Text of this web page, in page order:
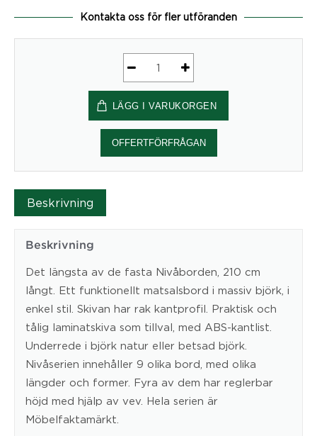
Kontakta oss för fler utföranden
Borden
Nivå
228
mängd
LÄGG I VARUKORGEN
OFFERTFÖRFRÅGAN
Beskrivning
Beskrivning
Det längsta av de fasta Nivåborden, 210 cm
långt. Ett funktionellt matsalsbord i massiv björk, i
enkel stil. Skivan har rak kantprofil. Praktisk och
tålig laminatskiva som tillval, med ABS-kantlist.
Underrede i björk natur eller betsad björk.
Nivåserien innehåller 9 olika bord, med olika
längder och former. Fyra av dem har reglerbar
höjd med hjälp av vev. Hela serien är
Möbelfaktamärkt.